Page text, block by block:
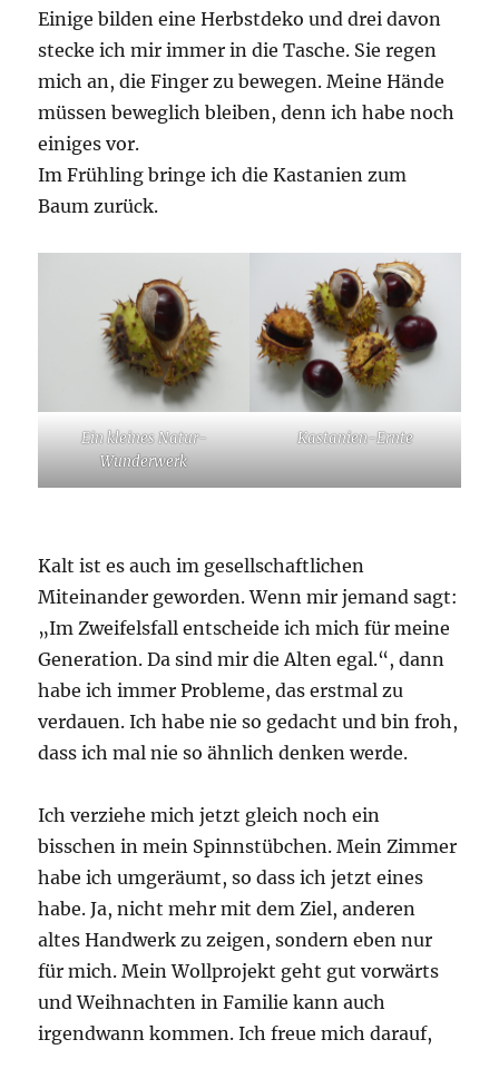
Einige bilden eine Herbstdeko und drei davon
stecke ich mir immer in die Tasche. Sie regen
mich an, die Finger zu bewegen. Meine Hände
müssen beweglich bleiben, denn ich habe noch
einiges vor.
Im Frühling bringe ich die Kastanien zum
Baum zurück.
Ein kleines Natur-
Wunderwerk
Kastanien-Ernte
Kalt ist es auch im gesellschaftlichen
Miteinander geworden. Wenn mir jemand sagt:
„Im Zweifelsfall entscheide ich mich für meine
Generation. Da sind mir die Alten egal.“, dann
habe ich immer Probleme, das erstmal zu
verdauen. Ich habe nie so gedacht und bin froh,
dass ich mal nie so ähnlich denken werde.
Ich verziehe mich jetzt gleich noch ein
bisschen in mein Spinnstübchen. Mein Zimmer
habe ich umgeräumt, so dass ich jetzt eines
habe. Ja, nicht mehr mit dem Ziel, anderen
altes Handwerk zu zeigen, sondern eben nur
für mich. Mein Wollprojekt geht gut vorwärts
und Weihnachten in Familie kann auch
irgendwann kommen. Ich freue mich darauf,